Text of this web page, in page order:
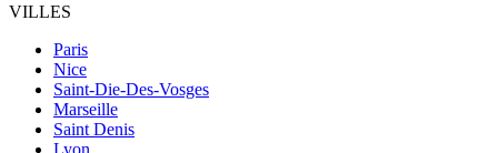
VILLES
Paris
Nice
Saint-Die-Des-Vosges
Marseille
Saint Denis
Lyon